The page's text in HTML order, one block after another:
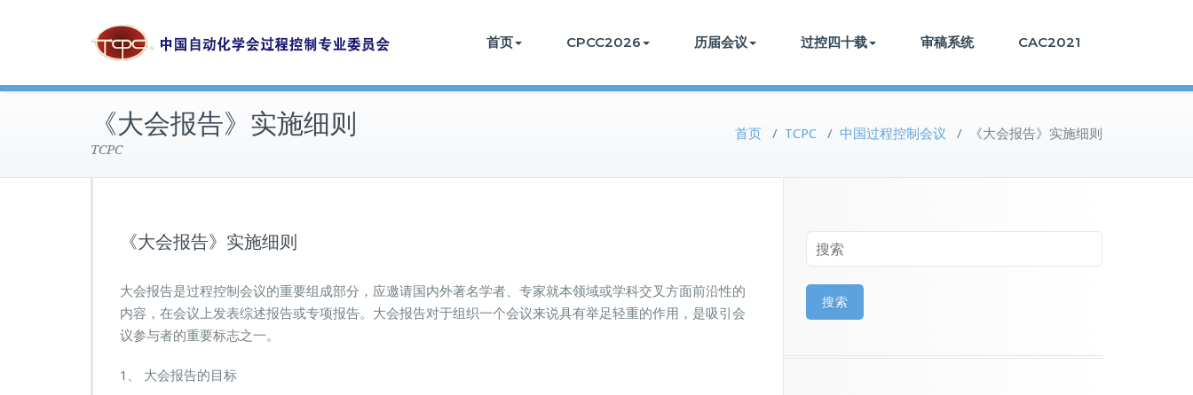
首页 CPCC2026 历届会议 过控四十载 审稿系统 CAC2021
《大会报告》实施细则
TCPC
首页 / TCPC / 中国过程控制会议 / 《大会报告》实施细则
《大会报告》实施细则
大会报告是过程控制会议的重要组成部分，应邀请国内外著名学者、专家就本领域或学科交叉方面前沿性的
内容，在会议上发表综述报告或专项报告。大会报告对于组织一个会议来说具有举足轻重的作用，是吸引会
议参与者的重要标志之一。
1、 大会报告的目标